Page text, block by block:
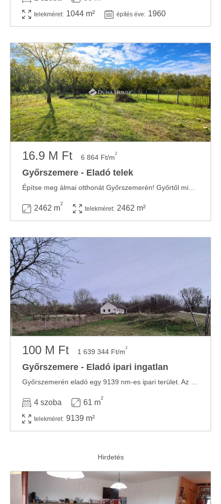
telekméret: 1044 m² építés éve: 1960
16.9 M Ft 6 864 Ft/m2
Győrszemere - Eladó telek
2462 m
2
telekméret: 2462 m²
100 M Ft 1 639 344 Ft/m2
Győrszemere - Eladó ipari ingatlan
4 szoba 61 m
2
telekméret: 9139 m²